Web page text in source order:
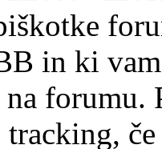
in ki
forumu.